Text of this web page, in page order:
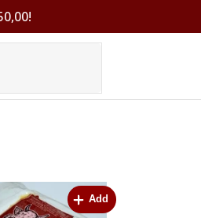
Add